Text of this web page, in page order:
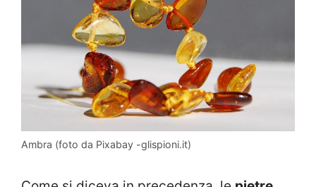
Ambra (foto da Pixabay -glispioni.it)